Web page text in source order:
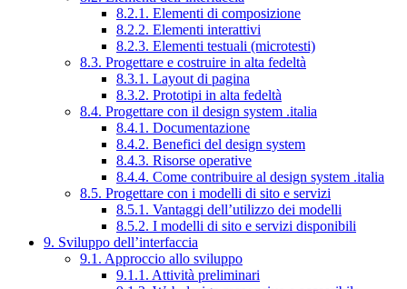
8.2.1. Elementi di composizione
8.2.2. Elementi interattivi
8.2.3. Elementi testuali (microtesti)
8.3. Progettare e costruire in alta fedeltà
8.3.1. Layout di pagina
8.3.2. Prototipi in alta fedeltà
8.4. Progettare con il design system .italia
8.4.1. Documentazione
8.4.2. Benefici del design system
8.4.3. Risorse operative
8.4.4. Come contribuire al design system .italia
8.5. Progettare con i modelli di sito e servizi
8.5.1. Vantaggi dell’utilizzo dei modelli
8.5.2. I modelli di sito e servizi disponibili
9. Sviluppo dell’interfaccia
9.1. Approccio allo sviluppo
9.1.1. Attività preliminari